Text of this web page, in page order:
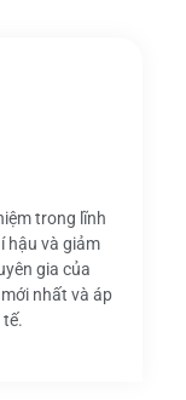
trong lĩnh
hậu và giảm
gia của
nhất và áp